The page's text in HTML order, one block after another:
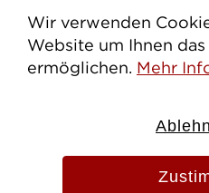
Wir verwenden
Website um Ihnen
ermöglichen. Mehr